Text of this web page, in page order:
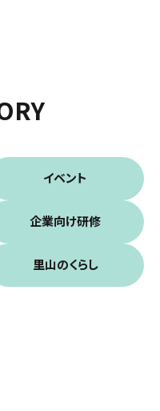
イベント
企業向け研修
里山のくらし